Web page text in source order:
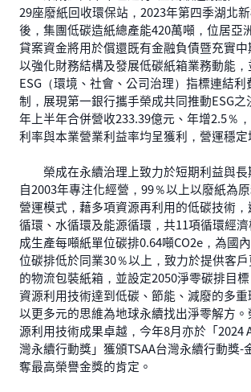
29座廢紙回收環保站，2023年第四季湖北
後，集團低碳造紙總產能420萬噸，位居亞
貸案資金將用於償還既有金融負債暨充實中
以強化財務結構及發展低碳紙箱業務動能
ESG（環境、社會、公司治理）指標連結
制，展現第一銀行攜手榮成共同推動ESG
年上半年合併營收233.39億元、年增2.5％
利率與本業營業利益率均呈獲利，營運穩定
榮成在永續治理上致力於短期利益與長
自2003年專注化經營，99％以上以廢紙為
營運模式，藉多項資源再利用的低碳技術
循環、水循環及能源循環，共11項循環經
成生產每噸紙單位碳排0.64噸CO2e，為國
位碳排低於同業30％以上，致力於提供客
的物流包裝紙箱，並設定2050淨零碳排目
資源利用技術達到低碳、節能、減廢的多
以更多元的思維為地球永續找出淨零解方
源利用技術成果卓越，今年8月亦於「2024
灣永續行動獎」獲頒TSAA台灣永續行動獎-
奪最高榮譽金獎的肯定。